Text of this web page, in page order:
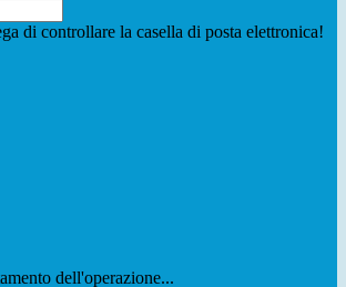
di controllare la casella di posta elettronica!
dell'operazione...